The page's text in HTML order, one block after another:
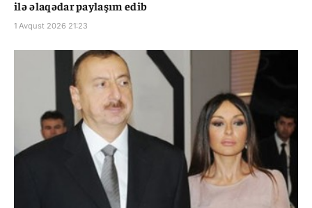
ilə əlaqədar paylaşım edib
1 Avqust 2026 21:23